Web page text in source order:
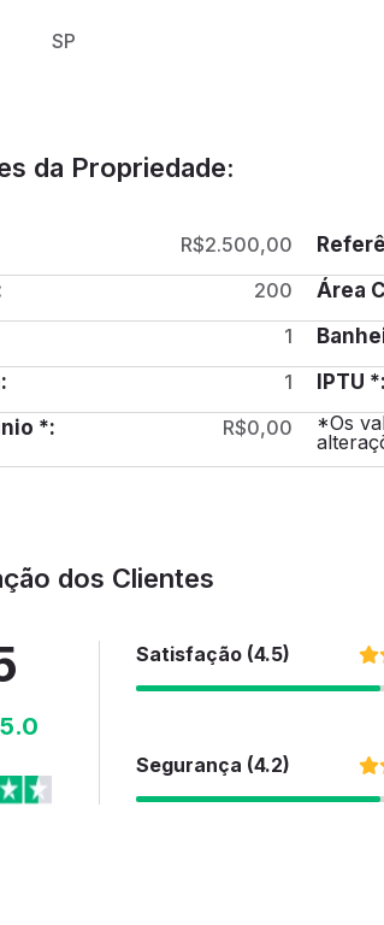
SP
da Propriedade:
R$2.500,00
200 Área
1
1 IPTU *:
*:
R$0,00
*Os
dos Clientes
5.0
Satisfação (4.5)
Segurança (4.2)